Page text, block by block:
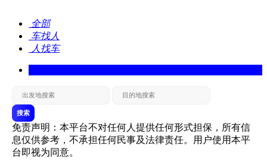
全部
车找人
人找车
搜索
免责声明：本平台不对任何人提供任何形式担保，所有信
息仅供参考，不承担任何民事及法律责任。用户使用本平
台即视为同意。